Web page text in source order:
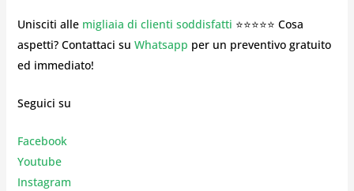
Unisciti alle migliaia di clienti soddisfatti ⭐⭐⭐⭐⭐ Cosa
aspetti? Contattaci su Whatsapp per un preventivo gratuito
ed immediato!
Seguici su
Facebook
Youtube
Instagram